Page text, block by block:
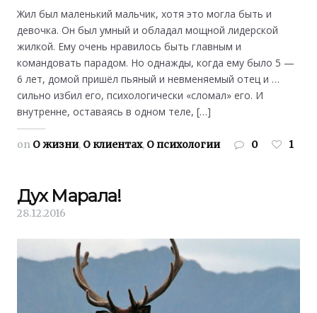
Жил был маленький мальчик, хотя это могла быть и
девочка. Он был умный и обладал мощной лидерской
жилкой. Ему очень нравилось быть главным и
командовать парадом. Но однажды, когда ему было 5 —
6 лет, домой пришёл пьяный и невменяемый отец и …
сильно избил его, психологически «сломал» его. И
внутренне, оставаясь в одном теле, […]
on О жизни, О клиентах, О психологии 0 1
Дух Марала!
28.12.2016